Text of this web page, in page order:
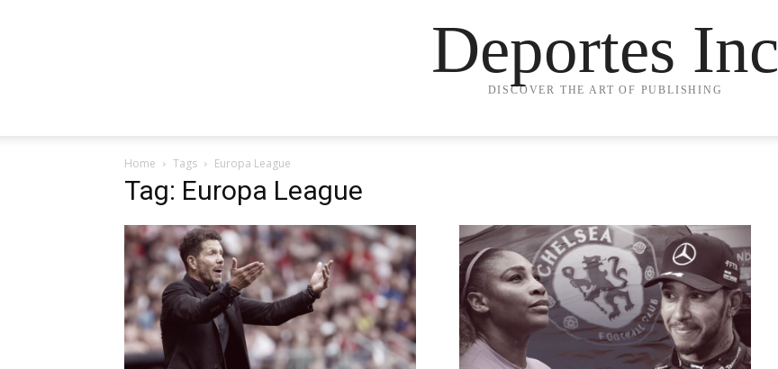
Deportes Inc
DISCOVER THE ART OF PUBLISHING
Home Tags Europa League
Tag: Europa League